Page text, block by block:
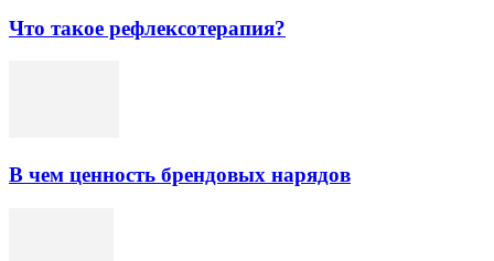
Что такое рефлексотерапия?
В чем ценность брендовых нарядов